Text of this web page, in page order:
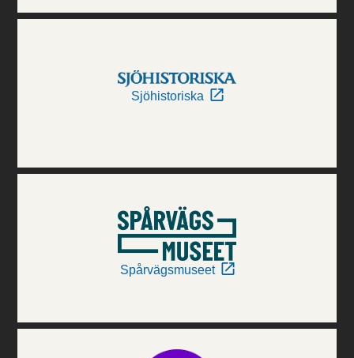
Sjöhistoriska
Spårvägsmuseet